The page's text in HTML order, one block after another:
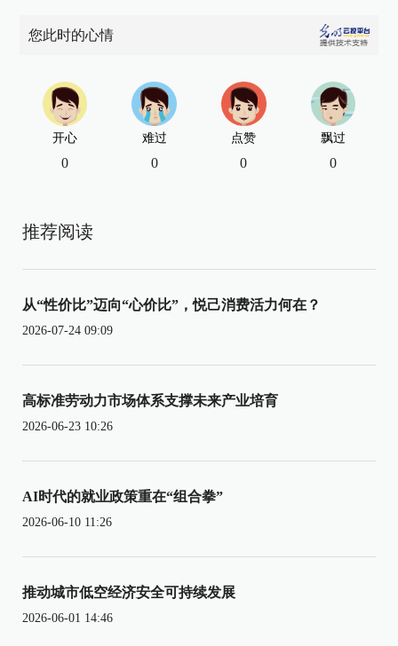
您此时的心情
开心
0
难过
0
点赞
0
飘过
0
推荐阅读
从“性价比”迈向“心价比”，悦己消费活力何在？
2026-07-24 09:09
高标准劳动力市场体系支撑未来产业培育
2026-06-23 10:26
AI时代的就业政策重在“组合拳”
2026-06-10 11:26
推动城市低空经济安全可持续发展
2026-06-01 14:46